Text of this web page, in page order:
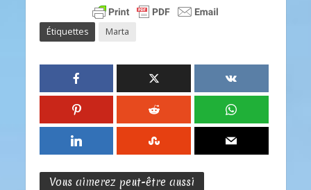
Étiquettes Marta
Vous aimerez peut-être aussi